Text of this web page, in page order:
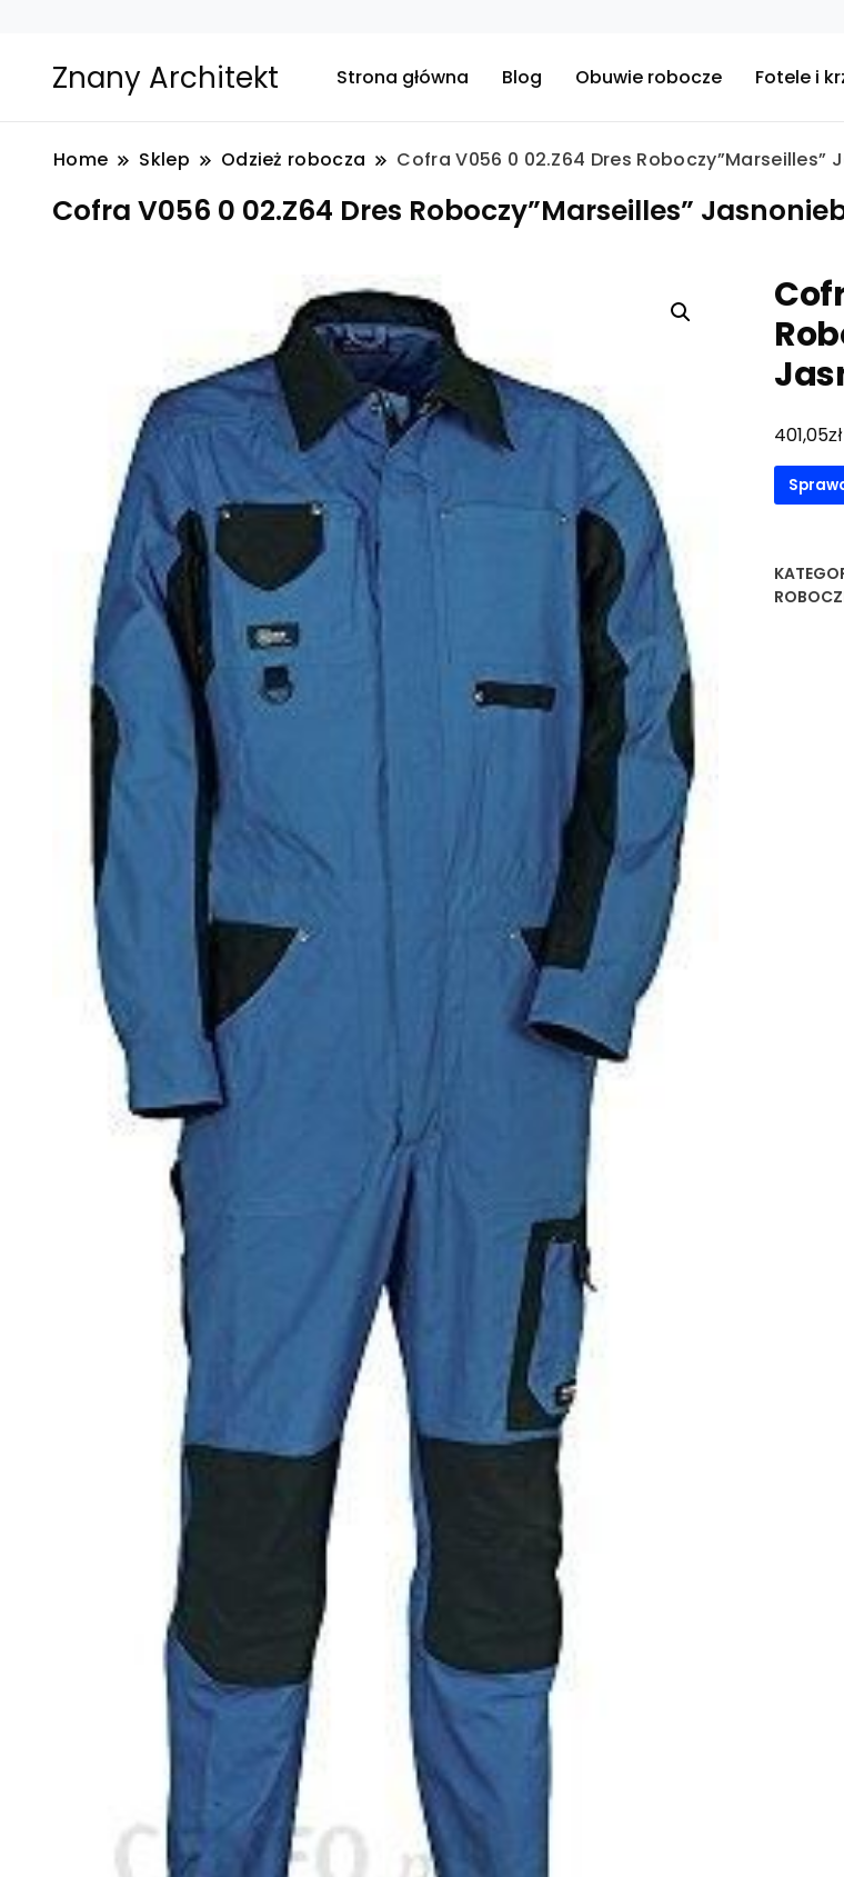
Znany Architekt Strona główna Blog Obuwie robocze Fotele i
Home Sklep Odzież robocza Cofra V056 0 02.Z64 Dres
Cofra V056 0 02.Z64 Dres Roboczy”Marseilles”
401,05zł